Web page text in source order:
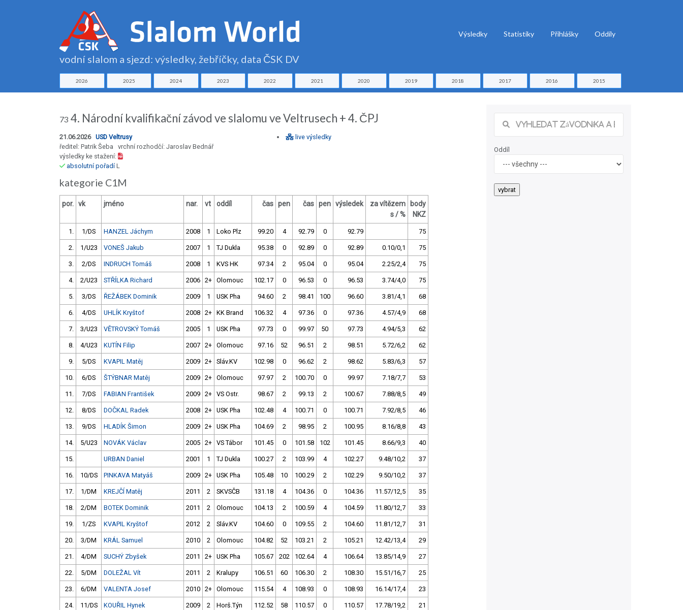
vodní slalom a sjezd: výsledky, žebříčky, data ČSK DV
Výsledky Statistiky Přihlášky Oddíly
2026 2025 2024 2023 2022 2021 2020 2019 2018 2017 2016 2015
73 4. Národní kvalifikační závod ve slalomu ve Veltrusech + 4. ČPJ
21.06.2026 USD Veltrusy
ředitel: Patrik Šeba vrchní rozhodčí: Jaroslav Bednář
výsledky ke stažení:
absolutní pořadíL
live výsledky
kategorie C1M
por. vk jméno nar. vt oddíl čas pen čas pen výsledek
za vítězem
s / %
body
NKZ
1. 1/DS HANZEL Jáchym 2008 1 Loko Plz 99.20 4 92.79 0 92.79 75
2. 1/U23 VONEŠ Jakub 2007 1 TJ Dukla 95.38 0 92.89 0 92.89 0.10/0,1 75
3. 2/DS INDRUCH Tomáš 2008 1 KVS HK 97.34 2 95.04 0 95.04 2.25/2,4 75
4. 2/U23 STŘÍLKA Richard 2006 2+ Olomouc 102.17 0 96.53 0 96.53 3.74/4,0 75
5. 3/DS ŘEŽÁBEK Dominik 2009 1 USK Pha 94.60 2 98.41 100 96.60 3.81/4,1 68
6. 4/DS UHLÍK Kryštof 2008 2+ KK Brand 106.32 4 97.36 0 97.36 4.57/4,9 68
7. 3/U23 VĚTROVSKÝ Tomáš 2005 1 USK Pha 97.73 0 99.97 50 97.73 4.94/5,3 62
8. 4/U23 KUTÍN Filip 2007 2+ Olomouc 97.16 52 96.51 2 98.51 5.72/6,2 62
9. 5/DS KVAPIL Matěj 2009 2+ Sláv.KV 102.98 0 96.62 2 98.62 5.83/6,3 57
10. 6/DS ŠTÝBNAR Matěj 2009 2+ Olomouc 97.97 2 100.70 0 99.97 7.18/7,7 53
11. 7/DS FABIAN František 2009 2+ VS Ostr. 98.67 2 99.13 2 100.67 7.88/8,5 49
12. 8/DS DOČKAL Radek 2008 2+ USK Pha 102.48 4 100.71 0 100.71 7.92/8,5 46
13. 9/DS HLADÍK Šimon 2009 2+ USK Pha 104.69 2 98.95 2 100.95 8.16/8,8 43
14. 5/U23 NOVÁK Václav 2005 2+ VS Tábor 101.45 0 101.58 102 101.45 8.66/9,3 40
15. URBAN Daniel 2001 1 TJ Dukla 100.27 2 103.99 4 102.27 9.48/10,2 37
16. 10/DS PINKAVA Matyáš 2009 2+ USK Pha 105.48 10 100.29 2 102.29 9.50/10,2 37
17. 1/DM KREJČÍ Matěj 2011 2 SKVSČB 131.18 4 104.36 0 104.36 11.57/12,5 35
18. 2/DM BOTEK Dominik 2011 2 Olomouc 104.13 2 100.59 4 104.59 11.80/12,7 33
19. 1/ZS KVAPIL Kryštof 2012 2 Sláv.KV 104.60 0 109.55 2 104.60 11.81/12,7 31
20. 3/DM KRÁL Samuel 2010 2 Olomouc 104.82 52 103.21 2 105.21 12.42/13,4 29
21. 4/DM SUCHÝ Zbyšek 2011 2+ USK Pha 105.67 202 102.64 4 106.64 13.85/14,9 27
22. 5/DM DOLEŽAL Vít 2011 2 Kralupy 106.51 60 106.30 2 108.30 15.51/16,7 25
23. 6/DM VALENTA Josef 2010 2+ Olomouc 115.54 4 108.93 0 108.93 16.14/17,4 23
24. 11/DS KOUŘIL Hynek 2009 2 Horš.Týn 112.52 58 110.57 0 110.57 17.78/19,2 21
Oddíl